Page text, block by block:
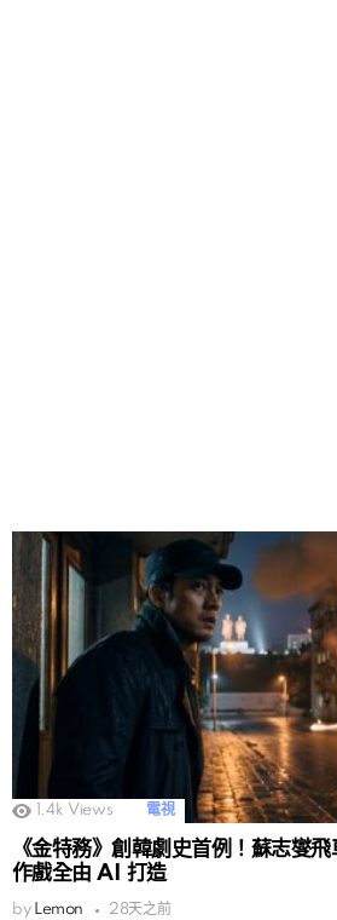
1.4k Views 電視
《金特務》創韓劇史首例！蘇志燮
作戲全由 AI 打造
by Lemon 28天之前